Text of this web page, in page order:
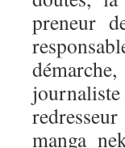
preneur
manga